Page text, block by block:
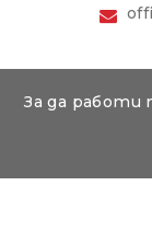
За да работи